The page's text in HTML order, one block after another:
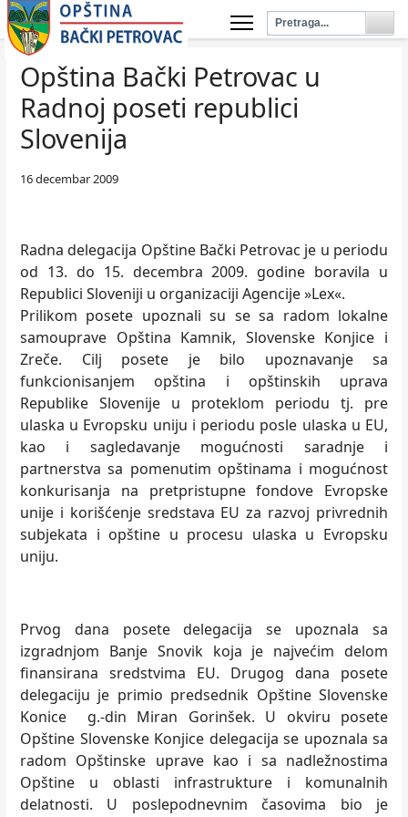
Opština Bački Petrovac u
Radnoj poseti republici
Slovenija
16 decembar 2009
Radna delegacija Opštine Bački Petrovac je u periodu
od 13. do 15. decembra 2009. godine boravila u
Republici Sloveniji u organizaciji Agencije »Lex«.
Prilikom posete upoznali su se sa radom lokalne
samouprave Opština Kamnik, Slovenske Konjice i
Zreče. Cilj posete je bilo upoznavanje sa
funkcionisanjem opština i opštinskih uprava
Republike Slovenije u proteklom periodu tj. pre
ulaska u Evropsku uniju i periodu posle ulaska u EU,
kao i sagledavanje mogućnosti saradnje i
partnerstva sa pomenutim opštinama i mogućnost
konkurisanja na pretpristupne fondove Evropske
unije i korišćenje sredstava EU za razvoj privrednih
subjekata i opštine u procesu ulaska u Evropsku
uniju.
Prvog dana posete delegacija se upoznala sa
izgradnjom Banje Snovik koja je najvećim delom
finansirana sredstvima EU. Drugog dana posete
delegaciju je primio predsednik Opštine Slovenske
Konice g.-din Miran Gorinšek. U okviru posete
Opštine Slovenske Konjice delegacija se upoznala sa
radom Opštinske uprave kao i sa nadležnostima
Opštine u oblasti infrastrukture i komunalnih
delatnosti. U poslepodnevnim časovima bio je